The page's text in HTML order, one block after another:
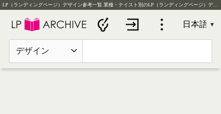
LP（ランディングページ）デザイン参考一覧 業種・テイスト別のLP（ランディングページ）デザイン実例を毎日更新
デザイン